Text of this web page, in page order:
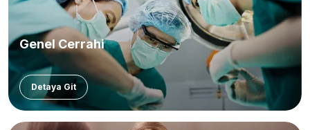
Genel Cerrahi
Detaya Git